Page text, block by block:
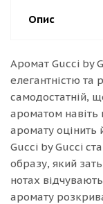
Опис
Аромат Gucci by
елегантністю
самодостатній,
ароматом навіть
аромату оцінить
Gucci by Gucci
образу, який
нотах
аромату